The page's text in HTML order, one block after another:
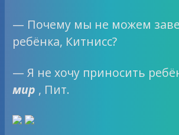
— Почему мы не можем
ребёнка, Китнисс?
— Я не хочу приносить
мир , Пит.